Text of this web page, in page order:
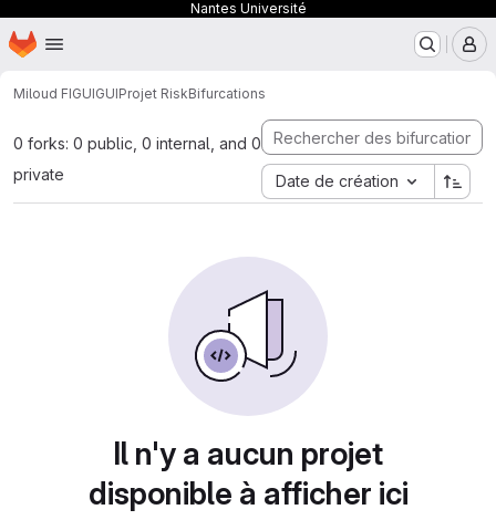
Nantes Université
Passer au contenu principal
Page d'accueil
Miloud FIGUIGUIProjet RiskBifurcations
0 forks: 0 public, 0 internal, and 0
private
Date de création
Il n'y a aucun projet
disponible à afficher ici